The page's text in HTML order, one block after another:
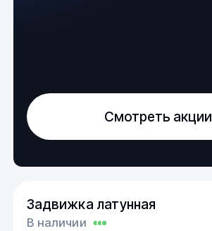
Смотреть акции
Задвижка латунная
В наличии